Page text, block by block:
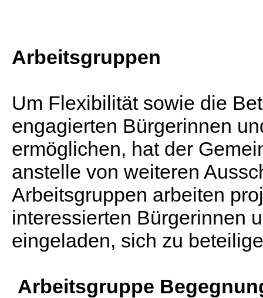
Arbeitsgruppen
Um Flexibilität sowie die
engagierten Bürgerinnen
ermöglichen, hat der
anstelle von weiteren
Arbeitsgruppen arbeiten
interessierten Bürgerinnen
eingeladen, sich zu
Arbeitsgruppe